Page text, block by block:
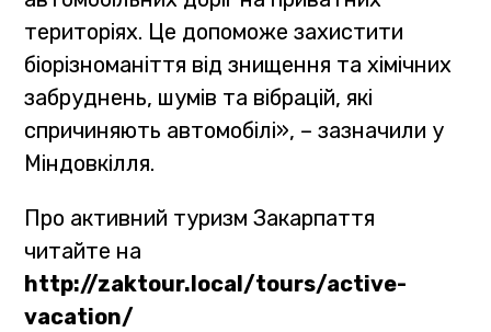
територіях. Це допоможе захистити
біорізноманіття від знищення та хімічних
забруднень, шумів та вібрацій, які
спричиняють автомобілі», – зазначили у
Міндовкілля.
Про активний туризм Закарпаття
читайте на
http://zaktour.local/tours/active-
vacation/